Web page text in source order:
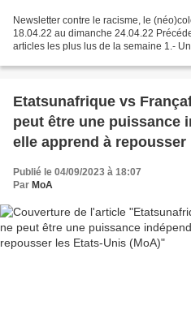
Newsletter contre le racisme, le
18.04.22 au dimanche 24.04.22
articles les plus lus de la semaine 1.-
Etatsunafrique vs
peut être une puissance
elle apprend à repousser
Publié le 04/09/2023 à 18:07
Par MoA